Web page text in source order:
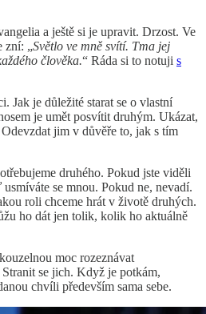
a ještě si je upravit. Drzost. Ve
zní: „Světlo ve mně svítí. Tma jej
člověka.“ Ráda si to notuji s
Jak je důležité starat se o vlastní
je umět posvítit druhým. Ukázat,
jim v důvěře to, jak s tím
druhého. Pokud jste viděli
usmíváte se mnou. Pokud ne, nevadí.
roli chceme hrát v životě druhých.
ho dát jen tolik, kolik ho aktuálně
moc rozeznávat
se jich. Když je potkám,
chvíli především sama sebe.